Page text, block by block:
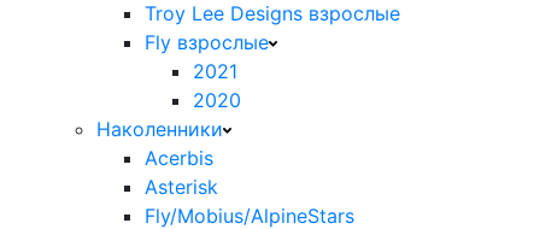
Troy Lee Designs взрослые
Fly взрослые
2021
2020
Наколенники
Acerbis
Asterisk
Fly/Mobius/AlpineStars